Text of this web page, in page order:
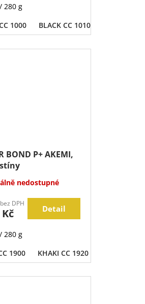
BEIGE CC 1725 BEIGE CC 1735
WHITE CC 1140
280 g
1000
BLACK CC 1010
2030 BROWN CC 2040
BOND P+ AKEMI,
nedostupné
DPH
Detail
280 g
1900
KHAKI CC 1920